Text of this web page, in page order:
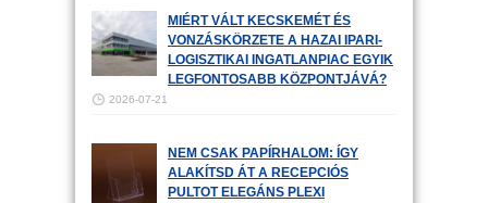
MIÉRT VÁLT KECSKEMÉT ÉS
VONZÁSKÖRZETE A HAZAI IPARI-
LOGISZTIKAI INGATLANPIAC EGYIK
LEGFONTOSABB KÖZPONTJÁVÁ?
2026-07-21
NEM CSAK PAPÍRHALOM: ÍGY
ALAKÍTSD ÁT A RECEPCIÓS
PULTOT ELEGÁNS PLEXI